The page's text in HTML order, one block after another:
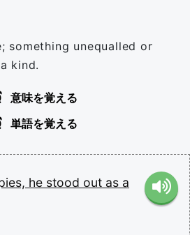
something unequalled or
kind.
意味を覚える
単語を覚える
he stood out as a